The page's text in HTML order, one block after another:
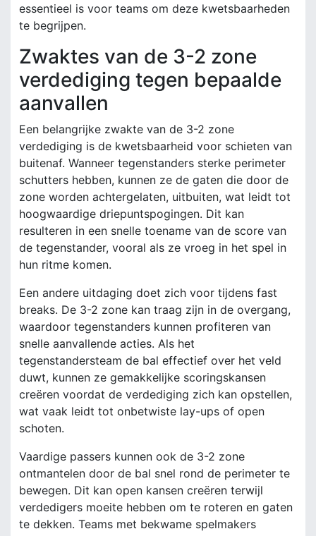
essentieel is voor teams om deze kwetsbaarheden
te begrijpen.
Zwaktes van de 3-2 zone
verdediging tegen bepaalde
aanvallen
Een belangrijke zwakte van de 3-2 zone
verdediging is de kwetsbaarheid voor schieten van
buitenaf. Wanneer tegenstanders sterke perimeter
schutters hebben, kunnen ze de gaten die door de
zone worden achtergelaten, uitbuiten, wat leidt tot
hoogwaardige driepuntspogingen. Dit kan
resulteren in een snelle toename van de score van
de tegenstander, vooral als ze vroeg in het spel in
hun ritme komen.
Een andere uitdaging doet zich voor tijdens fast
breaks. De 3-2 zone kan traag zijn in de overgang,
waardoor tegenstanders kunnen profiteren van
snelle aanvallende acties. Als het
tegenstandersteam de bal effectief over het veld
duwt, kunnen ze gemakkelijke scoringskansen
creëren voordat de verdediging zich kan opstellen,
wat vaak leidt tot onbetwiste lay-ups of open
schoten.
Vaardige passers kunnen ook de 3-2 zone
ontmantelen door de bal snel rond de perimeter te
bewegen. Dit kan open kansen creëren terwijl
verdedigers moeite hebben om te roteren en gaten
te dekken. Teams met bekwame spelmakers